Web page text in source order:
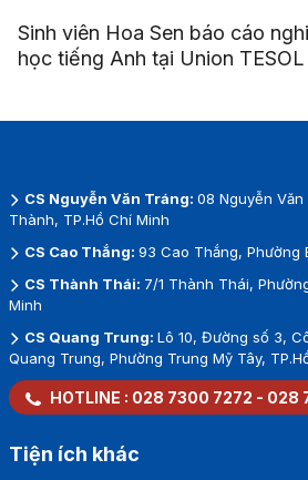
Sinh viên Hoa Sen báo cáo
học tiếng Anh tại Union
CS Nguyễn Văn Tráng: 08 Nguyễn
Thành, TP.Hồ Chí Minh
CS Cao Thắng: 93 Cao Thắng, Phường
CS Thành Thái: 7/1 Thành Thái,
Minh
CS Quang Trung: Lô 10, Đường số 3,
Quang Trung, Phường Trung Mỹ Tây,
HOTLINE : 028 7300 7272 - 028
Tiện ích khác